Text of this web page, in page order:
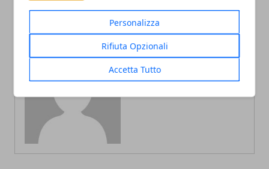
Personalizza
Rifiuta Opzionali
Accetta Tutto
Redazione